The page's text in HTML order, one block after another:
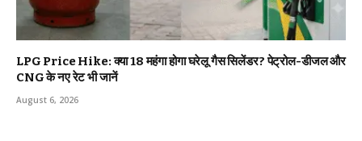
LPG Price Hike: क्या ₹18 महंगा होगा घरेलू गैस सिलेंडर? पेट्रोल-डीजल और
CNG के नए रेट भी जानें
August 6, 2026